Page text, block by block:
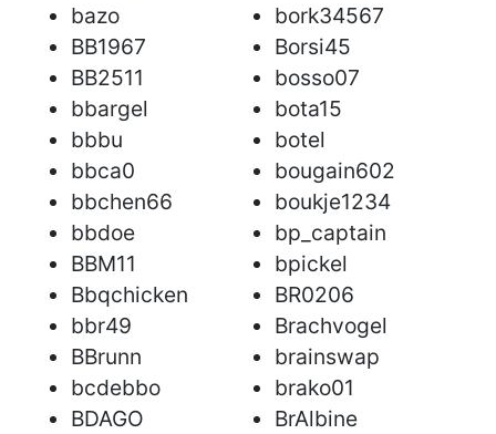
bazo
BB1967
BB2511
bbargel
bbbu
bbca0
bbchen66
bbdoe
BBM11
Bbqchicken
bbr49
BBrunn
bcdebbo
BDAGO
bork34567
Borsi45
bosso07
bota15
botel
bougain602
boukje1234
bp_captain
bpickel
BR0206
Brachvogel
brainswap
brako01
BrAlbine